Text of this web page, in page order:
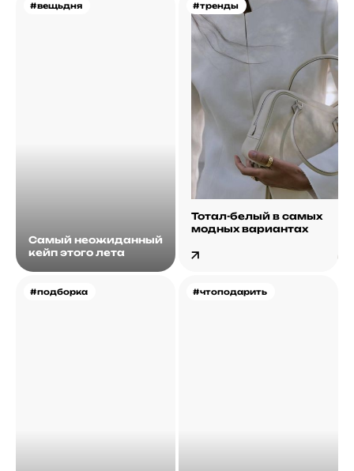
#вещьдня
Самый неожиданный
кейп этого лета
#тренды
Тотал-белый в самых
модных вариантах
#подборка #чтоподарить